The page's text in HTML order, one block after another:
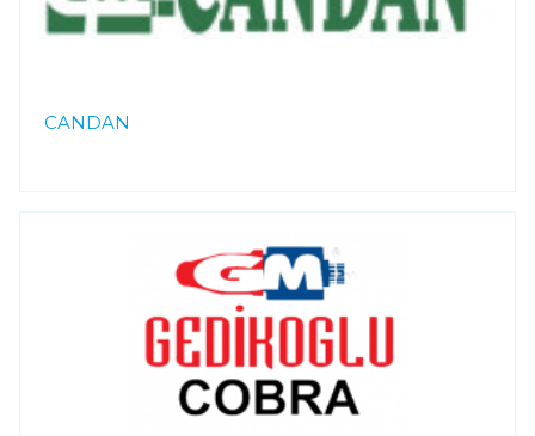
CANDAN